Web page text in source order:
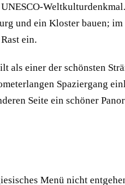
und ein Kloster bauen;
ein.
als einer der schönsten
Spaziergang
Seite ein schöner
Menü nicht